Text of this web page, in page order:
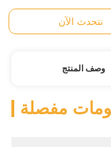
نتحدث الآن
وصف المنتج
مفصلة